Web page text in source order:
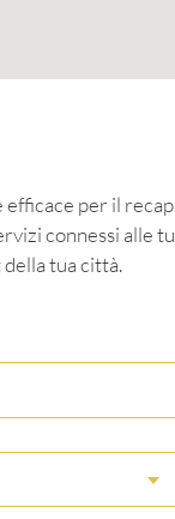
per il
connessi alle
della tua città.